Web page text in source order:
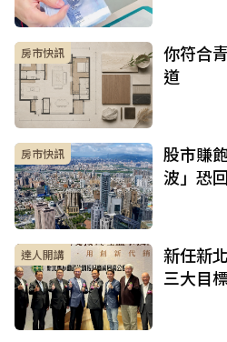
房市快訊
你符合
道
房市快訊
股市賺
波」恐
達人開講
新任新
三大目